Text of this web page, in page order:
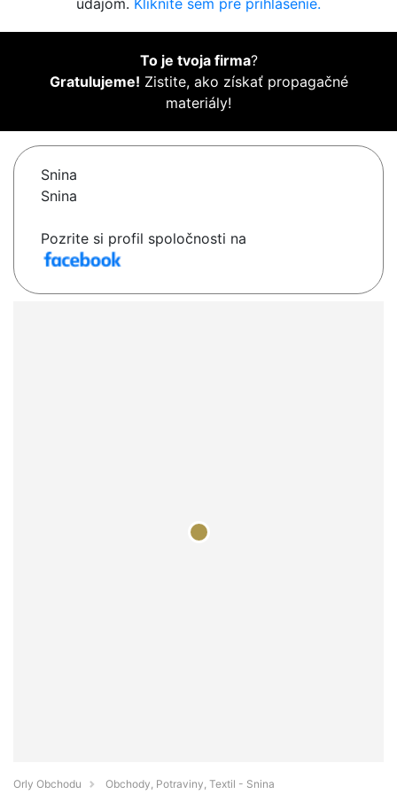
údajom. Kliknite sem pre prihlásenie.
To je tvoja firma?
Gratulujeme! Zistite, ako získať propagačné
materiály!
Snina
Snina
Pozrite si profil spoločnosti na
Orly Obchodu
Obchody, Potraviny, Textil - Snina